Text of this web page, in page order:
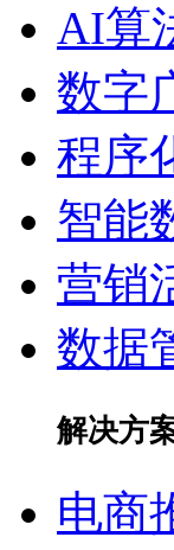
AI算
数字
程序
智能
营销
数据
解决方
电商